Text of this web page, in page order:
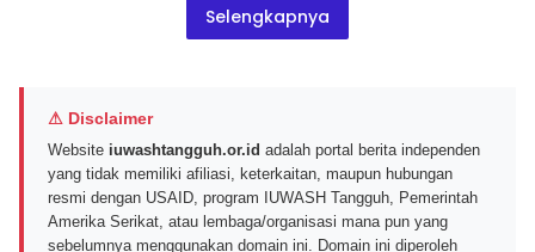
Selengkapnya
⚠ Disclaimer
Website iuwashtangguh.or.id adalah portal berita independen
yang tidak memiliki afiliasi, keterkaitan, maupun hubungan
resmi dengan USAID, program IUWASH Tangguh, Pemerintah
Amerika Serikat, atau lembaga/organisasi mana pun yang
sebelumnya menggunakan domain ini. Domain ini diperoleh